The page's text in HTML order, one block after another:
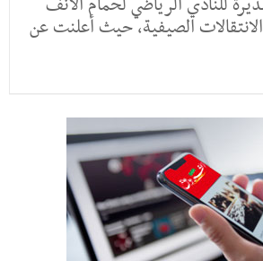
الصيفية، حيث أعلنت عن